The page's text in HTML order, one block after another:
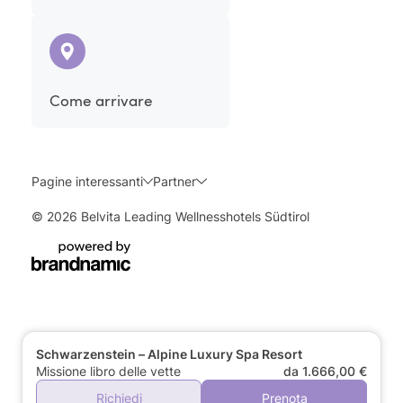
Schwarzenstein – Alpine Luxury Spa Resort
Missione libro delle vette
da 1.666,00 €
Richiedi
Prenota
Come arrivare
Pagine interessanti Partner
© 2026 Belvita Leading Wellnesshotels Südtirol